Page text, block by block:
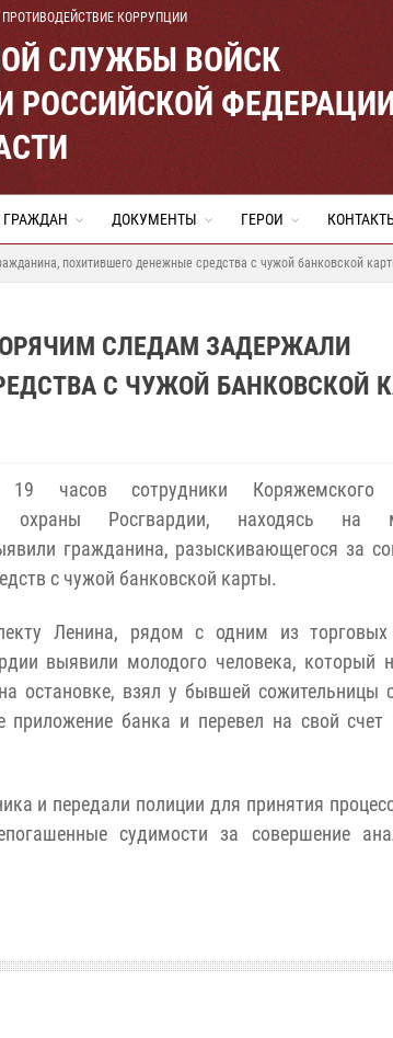
ПРОТИВОДЕЙСТВИЕ КОРРУПЦИИ
СЛУЖБЫ ВОЙСК
РОССИЙСКОЙ
ГРАЖДАН ДОКУМЕНТЫ ГЕРОИ
похитившего денежные средства с чужой банковской
СЛЕДАМ ЗАДЕРЖАЛИ
С ЧУЖОЙ БАНКОВСКОЙ
часов сотрудники Коряжемского
охраны Росгвардии, находясь на
гражданина, разыскивающегося за
с чужой банковской карты.
Ленина, рядом с одним из торговых
выявили молодого человека, который
остановке, взял у бывшей сожительницы
приложение банка и перевел на свой счет
и передали полиции для принятия
судимости за совершение